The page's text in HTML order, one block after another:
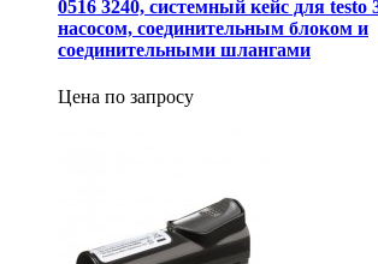
0516 3240, системный кейс для testo
насосом, соединительным блоком и
соединительными шлангами
Цена по запросу